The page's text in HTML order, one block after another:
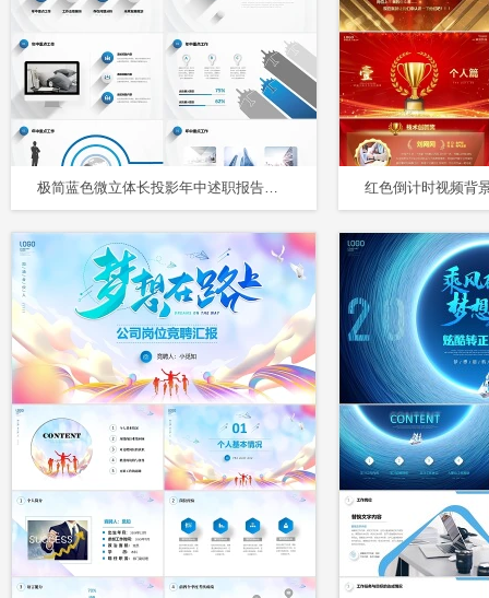
极简蓝色微立体长投影年中述职报告工作汇报商务通用PPT